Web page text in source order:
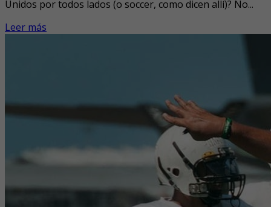
Unidos por todos lados (o soccer, como dicen allí)? No...
Leer más